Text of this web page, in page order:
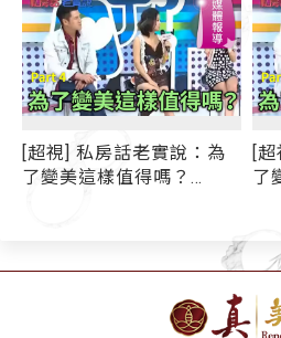
：為
[超視] 私房話老實說：為
了變美這樣值得嗎？